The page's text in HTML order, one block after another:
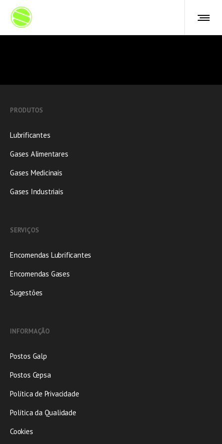
PRODUTOS
Lubrificantes
Gases Alimentares
Gases Medicinais
Gases Industriais
SERVIÇOS
Encomendas Lubrificantes
Encomendas Gases
Sugestões
INFORMAÇÃO
Postos Galp
Postos Cepsa
Política de Privacidade
Política da Qualidade
Cookies